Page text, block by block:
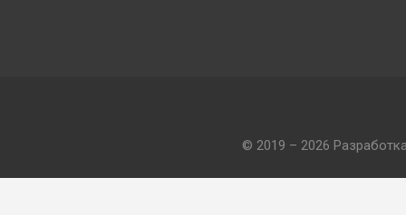
© 2019 – 2026